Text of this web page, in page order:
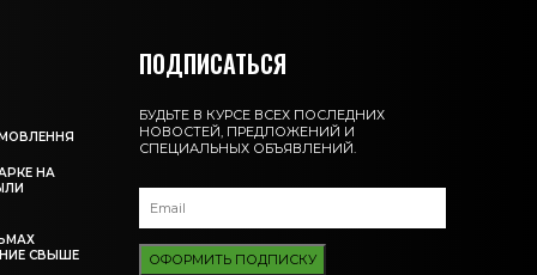
НА
СВЫШЕ
ПОДПИСАТЬСЯ
БУДЬТЕ В КУРСЕ ВСЕХ ПОСЛЕДНИХ
НОВОСТЕЙ, ПРЕДЛОЖЕНИЙ И
СПЕЦИАЛЬНЫХ ОБЪЯВЛЕНИЙ.
ОФОРМИТЬ ПОДПИСКУ